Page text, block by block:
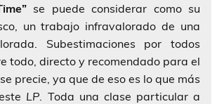
se puede considerar como su
un trabajo infravalorado de una
Subestimaciones por todos
todo, directo y recomendado para el
precie, ya que de eso es lo que más
LP . Toda una clase particular a